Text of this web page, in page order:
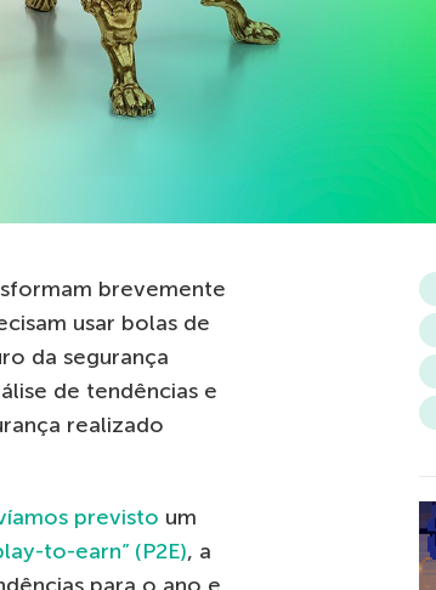
brevemente
usar bolas de
da segurança
de tendências e
realizado
previsto um
to-earn” (P2E), a